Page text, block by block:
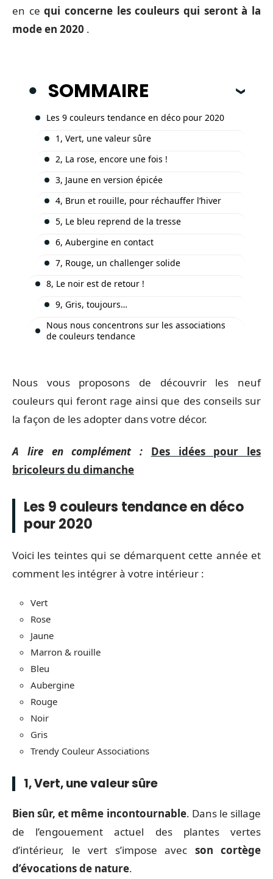
en cequi concerne les couleurs qui seront à la
mode en 2020 .
SOMMAIRE
Les 9 couleurs tendance en déco pour 2020
1, Vert, une valeur sûre
2, La rose, encore une fois !
3, Jaune en version épicée
4, Brun et rouille, pour réchauffer l’hiver
5, Le bleu reprend de la tresse
6, Aubergine en contact
7, Rouge, un challenger solide
8, Le noir est de retour !
9, Gris, toujours…
Nous nous concentrons sur les associations
de couleurs tendance
Nous vous proposons de découvrir les neuf
couleurs qui feront rage ainsi que des conseils sur
la façon de les adopter dans votre décor.
A lire en complément :
Des idées pour les
bricoleurs du dimanche
Les 9 couleurs tendance en déco
pour 2020
Voici les teintes qui se démarquent cette année et
comment les intégrer à votre intérieur :
Vert
Rose
Jaune
Marron & rouille
Bleu
Aubergine
Rouge
Noir
Gris
Trendy Couleur Associations
1, Vert, une valeur sûre
Bien sûr, et même incontournable. Dans le sillage
de l’engouement actuel des plantes vertes
d’intérieur, le vert s’impose avec son cortège
d’évocations de nature.